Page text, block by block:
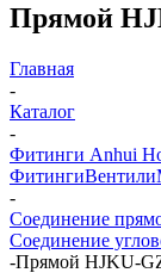
Прямой
Главная
-
Каталог
-
Фитинги Anhui
ФитингиВентили
-
Соединение
Соединение
-Прямой HJKU-